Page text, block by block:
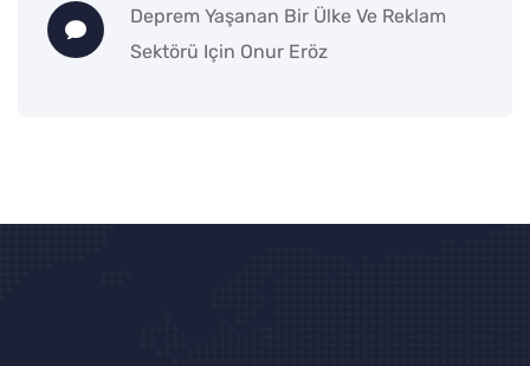
Deprem Yaşanan Bir Ülke Ve Reklam
Sektörü Için Onur Eröz